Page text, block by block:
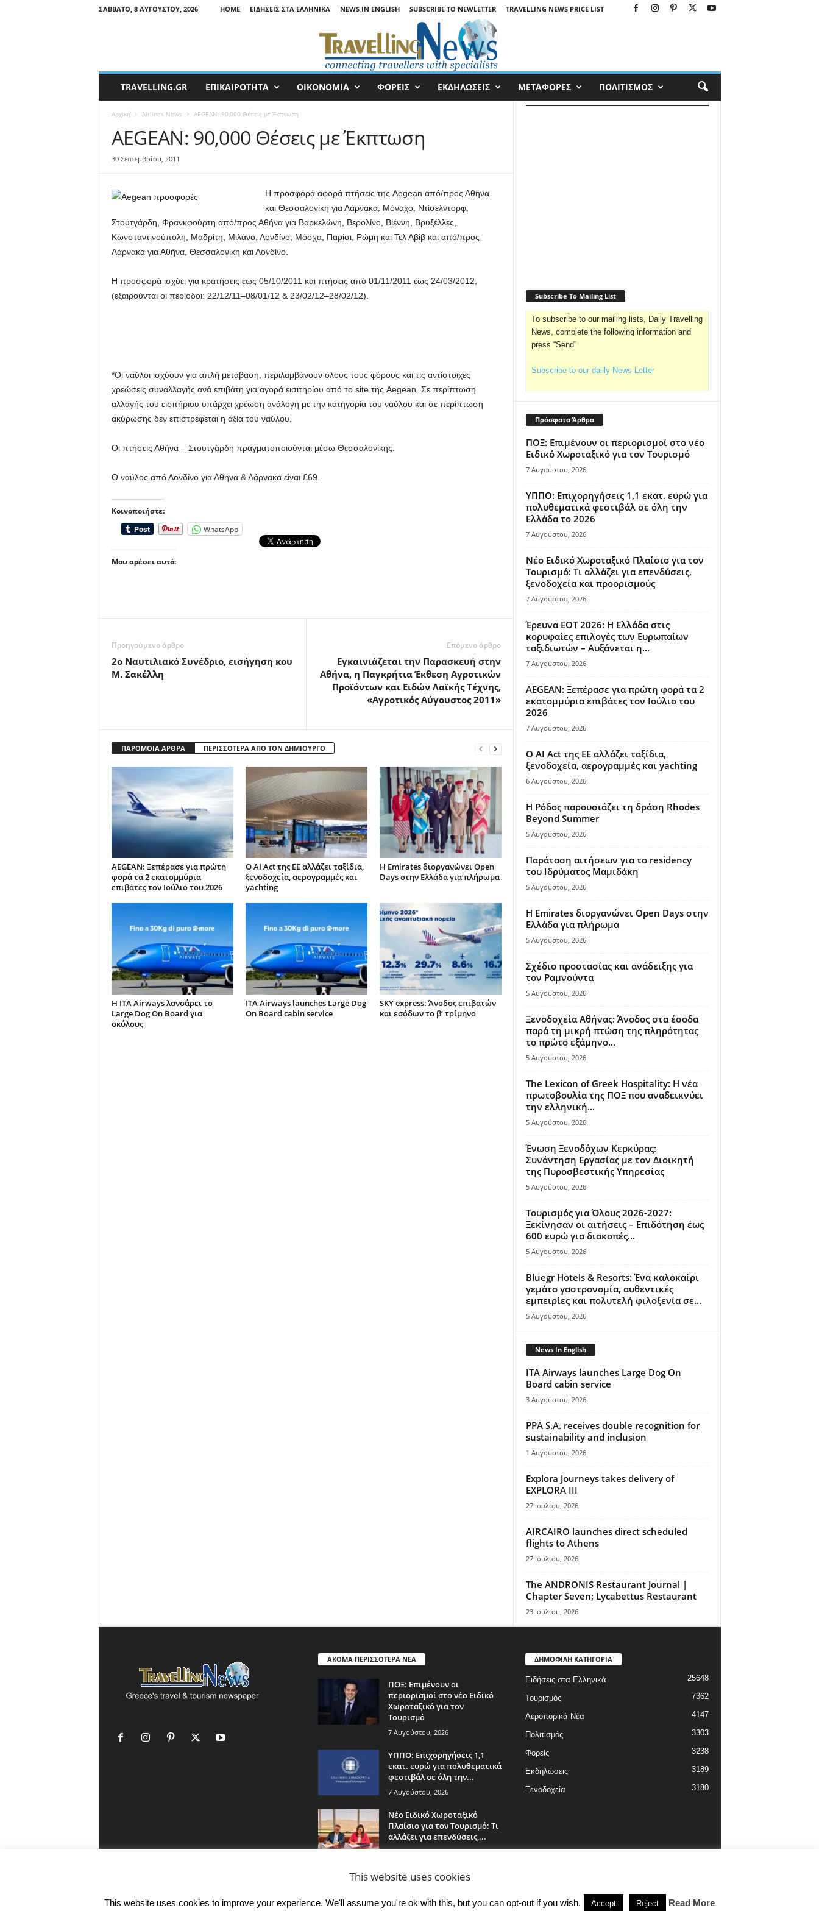
ΣΆΒΒΑΤΟ, 8 ΑΥΓΟΎΣΤΟΥ, 2026 HOME ΕΙΔΉΣΕΙΣ ΣΤΑ ΕΛΛΗΝΙΚΆ NEWS IN ENGLISH SUBSCRIBE TO NEWLETTER TRAVELLING NEWS PRICE LIST
a
TRAVELLING.GR ΕΠΙΚΑΙΡΟΤΗΤΑ ΟΙΚΟΝΟΜΙΑ ΦΟΡΕΙΣ ΕΚΔΗΛΩΣΕΙΣ ΜΕΤΑΦΟΡΕΣ ΠΟΛΙΤΙΣΜΟΣ
Αρχική Airlines News AEGEAN: 90,000 Θέσεις με Έκπτωση
AEGEAN: 90,000 Θέσεις με Έκπτωση
30 Σεπτεμβρίου, 2011
Η προσφορά αφορά πτήσεις της Aegean από/προς Αθήνα
και Θεσσαλονίκη για Λάρνακα, Μόναχο, Ντίσελντορφ,
Στουτγάρδη, Φρανκφούρτη από/προς Αθήνα για Βαρκελώνη, Βερολίνο, Βιέννη, Βρυξέλλες,
Κωνσταντινούπολη, Μαδρίτη, Μιλάνο, Λονδίνο, Μόσχα, Παρίσι, Ρώμη και Τελ Αβίβ και από/προς
Λάρνακα για Αθήνα, Θεσσαλονίκη και Λονδίνο.
Η προσφορά ισχύει για κρατήσεις έως 05/10/2011 και πτήσεις από 01/11/2011 έως 24/03/2012,
(εξαιρούνται οι περίοδοι: 22/12/11–08/01/12 & 23/02/12–28/02/12).
*Οι ναύλοι ισχύουν για απλή μετάβαση, περιλαμβάνουν όλους τους φόρους και τις αντίστοιχες
χρεώσεις συναλλαγής ανά επιβάτη για αγορά εισιτηρίου από το site της Aegean. Σε περίπτωση
αλλαγής του εισιτήριου υπάρχει χρέωση ανάλογη με την κατηγορία του ναύλου και σε περίπτωση
ακύρωσης δεν επιστρέφεται η αξία του ναύλου.
Οι πτήσεις Αθήνα – Στουτγάρδη πραγματοποιούνται μέσω Θεσσαλονίκης.
Ο ναύλος από Λονδίνο για Αθήνα & Λάρνακα είναι £69.
Κοινοποιήστε:
WhatsApp
Μου αρέσει αυτό:
Προηγούμενο άρθρο
2ο Ναυτιλιακό Συνέδριο, εισήγηση κου
Μ. Σακέλλη
Επόμενο άρθρο
Εγκαινιάζεται την Παρασκευή στην
Αθήνα, η Παγκρήτια Έκθεση Αγροτικών
Προϊόντων και Ειδών Λαϊκής Τέχνης,
«Αγροτικός Αύγουστος 2011»
ΠΑΡΟΜΟΙΑ ΑΡΘΡΑ ΠΕΡΙΣΣΟΤΕΡΑ ΑΠΟ ΤΟΝ ΔΗΜΙΟΥΡΓΟ
AEGEAN: Ξεπέρασε για πρώτη
φορά τα 2 εκατομμύρια
επιβάτες τον Ιούλιο του 2026
Ο AI Act της ΕΕ αλλάζει ταξίδια,
ξενοδοχεία, αερογραμμές και
yachting
Η Emirates διοργανώνει Open
Days στην Ελλάδα για πλήρωμα
Η ITA Airways λανσάρει το
Large Dog On Board για
σκύλους
ITA Airways launches Large Dog
On Board cabin service
SKY express: Άνοδος επιβατών
και εσόδων το β’ τρίμηνο
Subscribe To Mailing List
To subscribe to our mailing lists, Daily Travelling
News, complete the following information and
press “Send”
Subscribe to our daiily News Letter
Πρόσφατα Άρθρα
ΠΟΞ: Επιμένουν οι περιορισμοί στο νέο
Ειδικό Χωροταξικό για τον Τουρισμό
7 Αυγούστου, 2026
ΥΠΠΟ: Επιχορηγήσεις 1,1 εκατ. ευρώ για
πολυθεματικά φεστιβάλ σε όλη την
Ελλάδα το 2026
7 Αυγούστου, 2026
Νέο Ειδικό Χωροταξικό Πλαίσιο για τον
Τουρισμό: Τι αλλάζει για επενδύσεις,
ξενοδοχεία και προορισμούς
7 Αυγούστου, 2026
Έρευνα ΕΟΤ 2026: Η Ελλάδα στις
κορυφαίες επιλογές των Ευρωπαίων
ταξιδιωτών – Αυξάνεται η...
7 Αυγούστου, 2026
AEGEAN: Ξεπέρασε για πρώτη φορά τα 2
εκατομμύρια επιβάτες τον Ιούλιο του
2026
7 Αυγούστου, 2026
Ο AI Act της ΕΕ αλλάζει ταξίδια,
ξενοδοχεία, αερογραμμές και yachting
6 Αυγούστου, 2026
Η Ρόδος παρουσιάζει τη δράση Rhodes
Beyond Summer
5 Αυγούστου, 2026
Παράταση αιτήσεων για το residency
του Ιδρύματος Μαμιδάκη
5 Αυγούστου, 2026
Η Emirates διοργανώνει Open Days στην
Ελλάδα για πλήρωμα
5 Αυγούστου, 2026
Σχέδιο προστασίας και ανάδειξης για
τον Ραμνούντα
5 Αυγούστου, 2026
Ξενοδοχεία Αθήνας: Άνοδος στα έσοδα
παρά τη μικρή πτώση της πληρότητας
το πρώτο εξάμηνο...
5 Αυγούστου, 2026
The Lexicon of Greek Hospitality: Η νέα
πρωτοβουλία της ΠΟΞ που αναδεικνύει
την ελληνική...
5 Αυγούστου, 2026
Ένωση Ξενοδόχων Κερκύρας:
Συνάντηση Εργασίας με τον Διοικητή
της Πυροσβεστικής Υπηρεσίας
5 Αυγούστου, 2026
Τουρισμός για Όλους 2026-2027:
Ξεκίνησαν οι αιτήσεις – Επιδότηση έως
600 ευρώ για διακοπές...
5 Αυγούστου, 2026
Bluegr Hotels & Resorts: Ένα καλοκαίρι
γεμάτο γαστρονομία, αυθεντικές
εμπειρίες και πολυτελή φιλοξενία σε...
5 Αυγούστου, 2026
News In English
ITA Airways launches Large Dog On
Board cabin service
3 Αυγούστου, 2026
PPA S.A. receives double recognition for
sustainability and inclusion
1 Αυγούστου, 2026
Explora Journeys takes delivery of
EXPLORA III
27 Ιουλίου, 2026
AIRCAIRO launches direct scheduled
flights to Athens
27 Ιουλίου, 2026
The ANDRONIS Restaurant Journal |
Chapter Seven; Lycabettus Restaurant
23 Ιουλίου, 2026
ΑΚΟΜΑ ΠΕΡΙΣΣΟΤΕΡΑ ΝΕΑ
ΠΟΞ: Επιμένουν οι
περιορισμοί στο νέο Ειδικό
Χωροταξικό για τον
Τουρισμό
7 Αυγούστου, 2026
ΥΠΠΟ: Επιχορηγήσεις 1,1
εκατ. ευρώ για πολυθεματικά
φεστιβάλ σε όλη την...
7 Αυγούστου, 2026
Νέο Ειδικό Χωροταξικό
Πλαίσιο για τον Τουρισμό: Τι
αλλάζει για επενδύσεις,...
7 Αυγούστου, 2026
ΔΗΜΟΦΙΛΗ ΚΑΤΗΓΟΡΙΑ
Ειδήσεις στα Ελληνικά 25648
Τουρισμός 7362
Αεροπορικά Νέα 4147
Πολιτισμός 3303
Φορείς 3238
Εκδηλώσεις 3189
Ξενοδοχεία 3180
©
This website uses cookies
This website uses cookies to improve your experience. We'll assume you're ok with this, but you can opt-out if you wish. Accept Reject Read More